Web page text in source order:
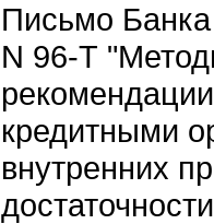
Письмо
N 96-Т
кредитными
внутренних